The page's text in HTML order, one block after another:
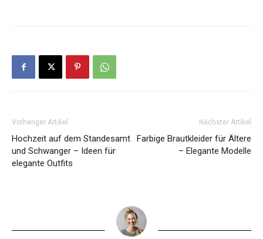
Vorheriger Artikel
Hochzeit auf dem Standesamt
und Schwanger – Ideen für
elegante Outfits
Nächster Artikel
Farbige Brautkleider für Ältere
– Elegante Modelle